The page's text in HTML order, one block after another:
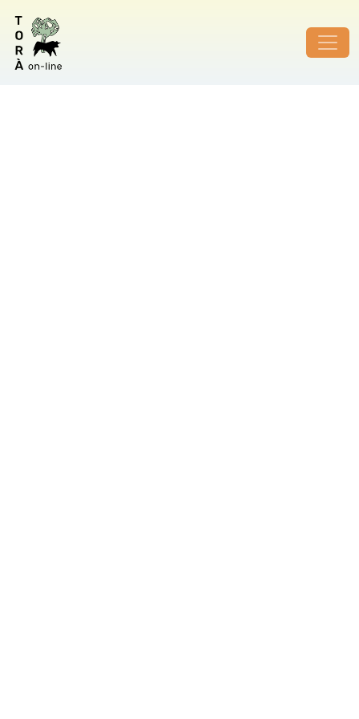
ID de foto no vàlid